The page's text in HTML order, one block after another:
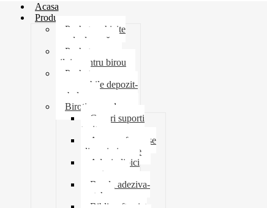
Acasa
Produse
Pachet rechizite
școala de vară
Pachet necesar
zilnic pentru birou
Pachet
consumabile depozit-
ambalare
Birotica-produse
Cosuri suporti
tavite
Ace agrafe capse
clipsuri pioneze
Adeziv lipici
corectoare
Banda adeziva-
scotch